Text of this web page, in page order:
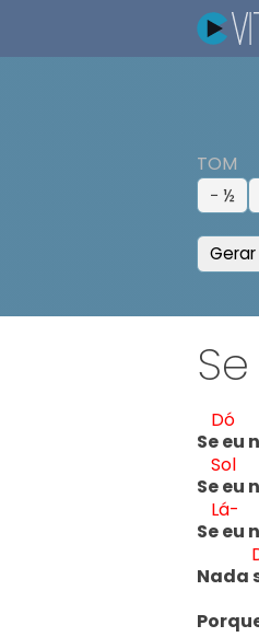
TOM
− ½
Gerar
Se
Dó
eu
Se
Sol
eu
Se
Lá-
eu
Nada